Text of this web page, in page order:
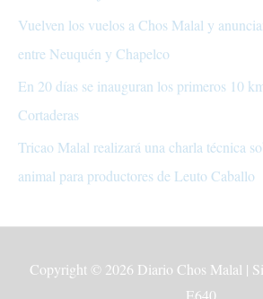
Vuelven los vuelos a Chos Malal y
entre Neuquén y Chapelco
En 20 días se inauguran los primeros 10
Cortaderas
Tricao Malal realizará una charla técnica
animal para productores de Leuto Caballo
Copyright © 2026 Diario Chos Malal |